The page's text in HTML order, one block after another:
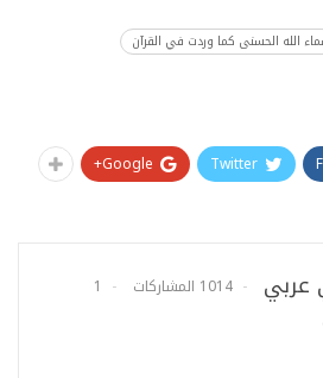
الله الحسنى كما وردت في القرآن
Twitter
Google+
عربي 1014 المشاركات
1